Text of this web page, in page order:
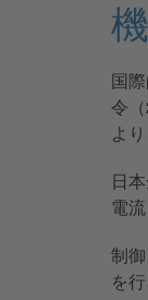
国
令
よ
日
電
制
を